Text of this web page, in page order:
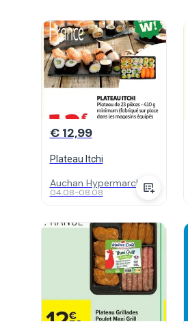
€ 12,99
Plateau Itchi
Auchan Hypermarch...
04.08-08.08